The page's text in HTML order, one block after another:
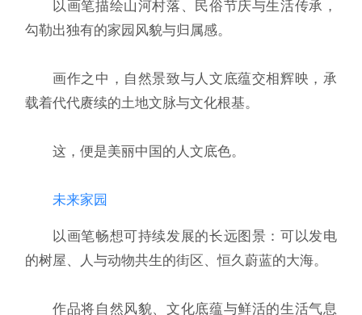
以画笔描绘山河村落、民俗节庆与生活传承，
勾勒出独有的家园风貌与归属感。
画作之中，自然景致与人文底蕴交相辉映，承
载着代代赓续的土地文脉与文化根基。
这，便是美丽中国的人文底色。
未来家园
以画笔畅想可持续发展的长远图景：可以发电
的树屋、人与动物共生的街区、恒久蔚蓝的大海。
作品将自然风貌、文化底蕴与鲜活的生活气息